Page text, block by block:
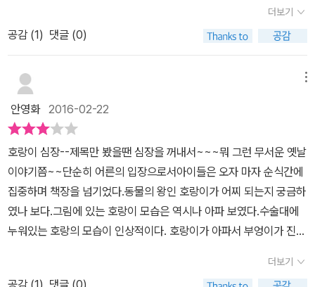
준 스승 촌장 호랑이가 이미 예약을 해놓은 상태라 호랑이에게는 기
회가 없다. 살아남기 위한 방법은 한 가지 뿐이다. 하지만 호랑이의 자
하는 것을 쉽게 받아들일수 없다. 호랑이가 사슴의 심장을 이식받았
다고 해서 호랑이가 아닌 것은 아니지만 호랑이는 그것을 받아들이는
것이 힘들다. 놀라는 일도 많고 토끼를 괴롭히는 멧돼지를 보며 화를
낸다. 이제는 약자고 먼저 눈에 들어오는 것이다. 이전과 달라진 자신
의 모습을 견디기 힘든 호랑이. 호랑이가 가졌던 용맹스러움이 사라
진것 같아 이제는 자신의 모습을 잃었다고 생각한다. 겉모습은 호랑
이지만 사슴의 심장을 가진 자신이 이제는 호랑이가 아니라는 생각을
한다. 이런 호랑이가 마지막으로 선택하게 되는 것은 무엇일까. 이전
저 부정한다. 동물들이 호랑이를 존경한 것은 단순히 겉모습때문만은
아니다. 그것을 알지 못했던 호랑이. 이처럼 우리들은 무언가 잃게 되
래 평화로운 어느 산속의 이야기이다. 어느날, 호랑이는 심장에 아픔
을 느끼고 부엉이 의사를 찾아간다.그리고 뜻밖의 이야기를 듣게 된
다. 심장 이식 수술을 받아야한다고.그렇지 않으면 죽을 수 있다는 진
단이 내려진다. 하지만. 문제는 호랑이에게 이식할 호랑이 심장이 없
되어 있는 상황이었다.이식은 해야하고 심장은 없고. 이에 부엉이 박
사는 제안을 한다.현재 있는 사슴 심장을 이식하자고.​ 이에 호랑이는
당황한다.​산중의 왕, 용맹스러운 자신의 심장에 사슴의 심장이라니?!
이게 있을 수 있는 일이란 말인가. 일단 병원을 나와 고민에 빠진 호랑
이. 몇일을 고민 끝에 호랑이는 사슴 심장이라도 이식 받기로 결정한
다.사슴의 심장을 이식 받는 것보다 죽음이 더 무서웠던 것이다.​​자신
이 사슴의 심장을 이식 받았다는 사실을 비밀로 해달라고 한뒤, 수술
을 받는 호랑이.​과연, 호랑이에겐 사슴 심장을 이식받은 후 어떤 일들
이 벌어질까?​짧고 깜찍한 내용이지만, 이 동화에 담긴 교훈은 컸다.
더보기
공감 (1) 댓글 (0)
안영화2016-02-22
호랑이 심장--제목만 봤을땐 심장을 꺼내서~~~뭐 그런 무서운 옛날
이야기쯤~~단순히 어른의 입장으로서아이들은 오자 마자 순식간에
집중하며 책장을 넘기었다.동물의 왕인 호랑이가 어찌 되는지 궁금하
였나 보다.그림에 있는 호랑이 모습은 역시나 아파 보였다.수술대에
누워있는 호랑의 모습이 인상적이다. 호랑이가 아파서 부엉이가 진찰
밖에 없는것이다.자존심을 구기고 비밀을 약속하고 사슴 심장으로 이
더보기
공감 (1) 댓글 (0)